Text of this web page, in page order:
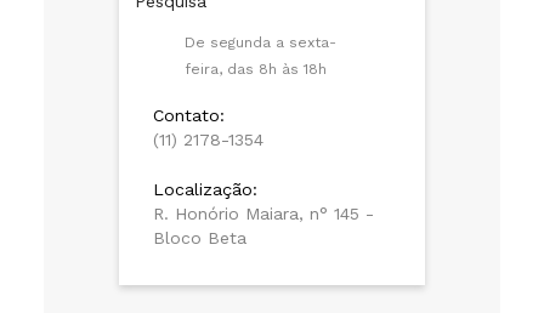
De segunda a sexta-
feira, das 8h às 18h
Contato:
(11) 2178-1354
Localização:
R. Honório Maiara, n° 145 -
Bloco Beta